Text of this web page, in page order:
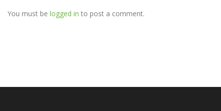
You must be logged in to post a comment.